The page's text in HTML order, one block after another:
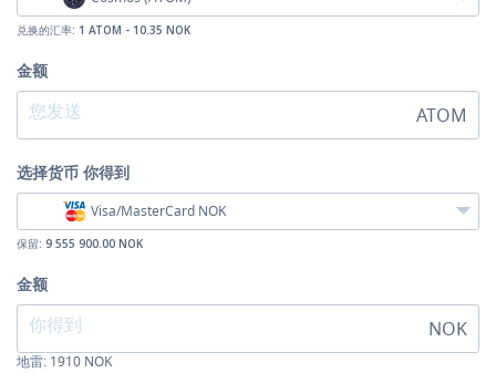
兑换的汇率: 1 ATOM - 10.35 NOK
金额
ATOM
选择货币 你得到
Visa/MasterCard NOK
保留: 9 555 900.00 NOK
金额
NOK
地雷: 1910 NOK